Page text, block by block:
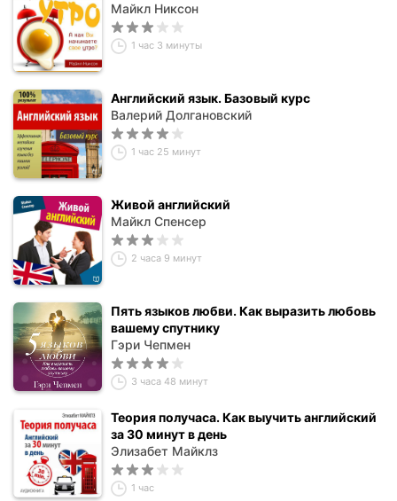
Майкл Никсон
1 час 3 минуты
Английский язык. Базовый курс
Валерий Долгановский
1 час 25 минут
Живой английский
Майкл Спенсер
2 часа 9 минут
Пять языков любви. Как выразить любовь
вашему спутнику
Гэри Чепмен
3 часа 48 минут
Теория получаса. Как выучить английский
за 30 минут в день
Элизабет Майклз
1 час